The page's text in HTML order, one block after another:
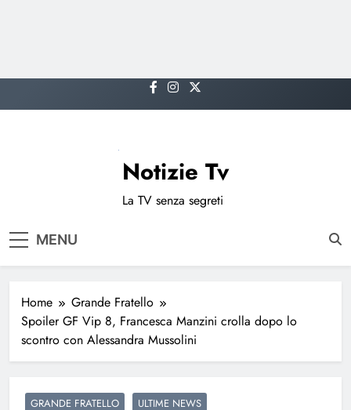
to
Notizie Tv
La TV senza segreti
MENU
Home
Grande Fratello
Spoiler GF Vip 8, Francesca Manzini crolla dopo lo
scontro con Alessandra Mussolini
GRANDE FRATELLO ULTIME NEWS